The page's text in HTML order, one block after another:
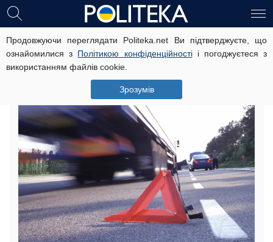
Продовжуючи переглядати Politeka.net Ви підтверджуєте, що
ознайомилися з Політикою конфіденційностіі погоджуєтеся з
використанням файлів cookie.
Зрозумів
ДТП у Миколаївській області: вісім
загиблих (фото)